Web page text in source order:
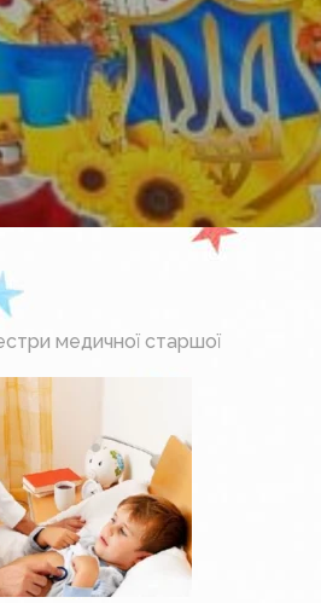
медичної старшої